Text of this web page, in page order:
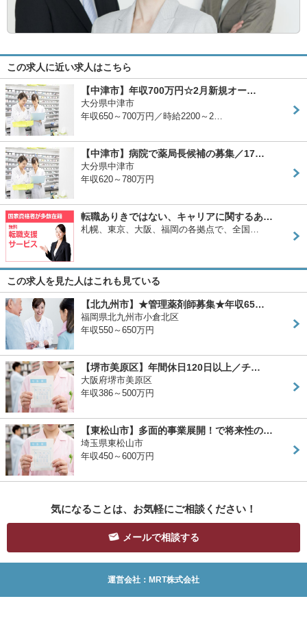
この求人に近い求人はこちら
【中津市】年収700万円☆2月新規オー…
大分県中津市
年収650～700万円／時給2200～2…
【中津市】病院で薬局長候補の募集／17…
大分県中津市
年収620～780万円
転職ありきではない、キャリアに関するあ…
札幌、東京、大阪、福岡の各拠点で、全国…
この求人を見た人はこれも見ている
【北九州市】★管理薬剤師募集★年収65…
福岡県北九州市小倉北区
年収550～650万円
【堺市美原区】年間休日120日以上／チ…
大阪府堺市美原区
年収386～500万円
【東松山市】多面的事業展開！で将来性の…
埼玉県東松山市
年収450～600万円
気になることは、お気軽にご相談ください！
メールで相談する
運営会社：MRT株式会社